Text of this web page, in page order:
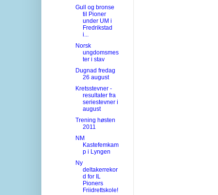
Gull og bronse
til Pioner
under UM i
Fredrikstad
i...
Norsk
ungdomsmes
ter i stav
Dugnad fredag
26 august
Kretsstevner -
resultater fra
seriestevner i
august
Trening høsten
2011
NM
Kastefemkam
p i Lyngen
Ny
deltakerrekor
d for IL
Pioners
Friidrettskole!